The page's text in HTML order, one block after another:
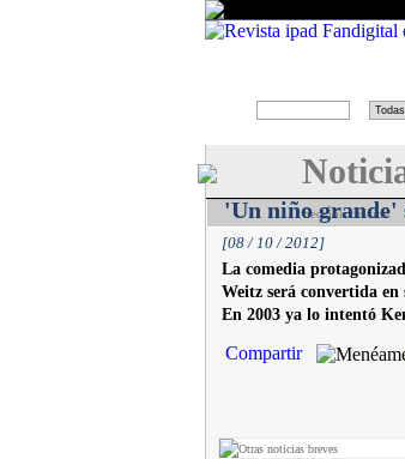
Sección de cine
'Un niño grande'
[08 / 10 / 2012]
La comedia
Weitz será convertida
En 2003 ya lo intentó
Compartir
Otras noticias breves